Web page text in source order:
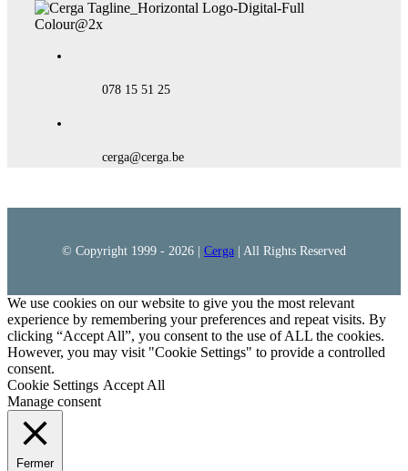
078 15 51 25
cerga@cerga.be
© Copyright 1999 - 2026 | Cerga | All Rights Reserved
We use cookies on our website to give you the most relevant
experience by remembering your preferences and repeat visits. By
clicking “Accept All”, you consent to the use of ALL the cookies.
However, you may visit "Cookie Settings" to provide a controlled
consent.
Cookie Settings Accept All
Manage consent
Fermer